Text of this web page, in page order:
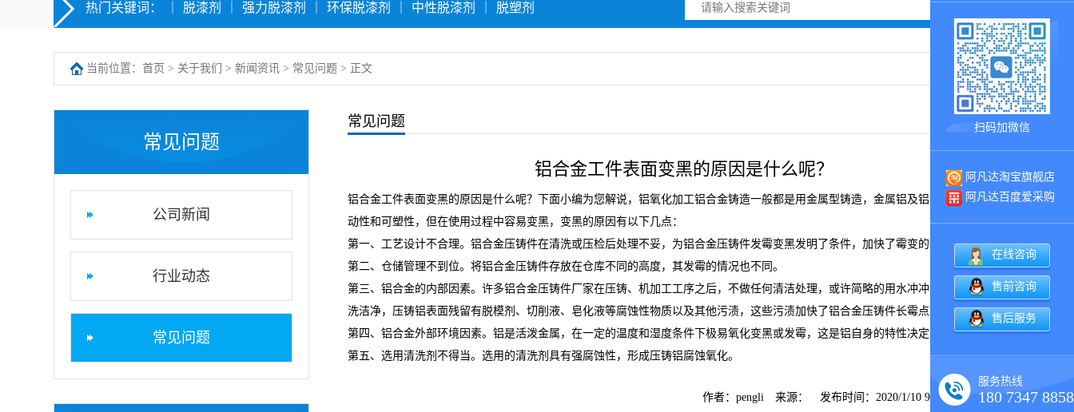
热门关键词： 脱漆剂 强力脱漆剂 环保脱漆剂 中性脱漆剂 脱塑剂
当前位置： 首页 > 关于我们 > 新闻资讯 > 常见问题 > 正文
常见问题
公司新闻
行业动态
常见问题
常见问题
铝合金工件表面变黑的原因是什么呢？
铝合金工件表面变黑的原因是什么呢？下面小编为您解说，铝氧化加工铝合金铸造一般都是用金属型铸造，金属铝及铝合金具有很好的流
动性和可塑性，但在使用过程中容易变黑，变黑的原因有以下几点：
第一、工艺设计不合理。铝合金压铸件在清洗或压检后处理不妥，为铝合金压铸件发霉变黑发明了条件，加快了霉变的生成。
第二、仓储管理不到位。将铝合金压铸件存放在仓库不同的高度，其发霉的情况也不同。
第三、铝合金的内部因素。许多铝合金压铸件厂家在压铸、机加工工序之后，不做任何清洁处理，或许简略的用水冲冲，无法做到完全清
洗洁净，压铸铝表面残留有脱模剂、切削液、皂化液等腐蚀性物质以及其他污渍，这些污渍加快了铝合金压铸件长霉点变黑的速度。
第四、铝合金外部环境因素。铝是活泼金属，在一定的温度和湿度条件下极易氧化变黑或发霉，这是铝自身的特性决定的。
第五、选用清洗剂不得当。选用的清洗剂具有强腐蚀性，形成压铸铝腐蚀氧化。
作者：pengli 来源： 发布时间：2020/1/10 9:58:36 人气： 594
扫码加微信
阿凡达淘宝旗舰店
阿凡达百度爱采购
在线咨询
售前咨询
售后服务
服务热线
180 7347 8858